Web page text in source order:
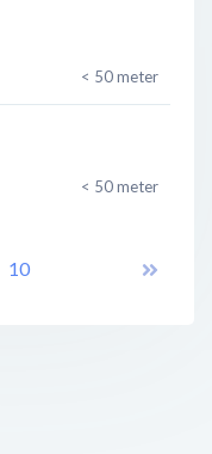
< 50 meter
< 50 meter
10